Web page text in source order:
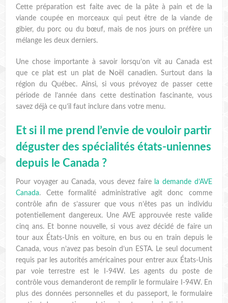
Cette préparation est faite avec de la pâte à pain et de la
viande coupée en morceaux qui peut être de la viande de
gibier, du porc ou du bœuf, mais de nos jours on préfère un
mélange les deux derniers.
Une chose importante à savoir lorsqu’on vit au Canada est
que ce plat est un plat de Noël canadien. Surtout dans la
région du Québec. Ainsi, si vous prévoyez de passer cette
période de l’année dans cette destination fascinante, vous
savez déjà ce qu’il faut inclure dans votre menu.
Et si il me prend l’envie de vouloir partir
déguster des spécialités états-uniennes
depuis le Canada ?
Pour voyager au Canada, vous devez faire la demande d’AVE
Canada. Cette formalité administrative agit donc comme
contrôle afin de s’assurer que vous n’êtes pas un individu
potentiellement dangereux. Une AVE approuvée reste valide
cinq ans. Et bonne nouvelle, si vous avez décidé de faire un
tour aux États-Unis en voiture, en bus ou en train depuis le
Canada, vous n’avez pas besoin d’un ESTA. Le seul document
requis par les autorités américaines pour entrer aux États-Unis
par voie terrestre est le I-94W. Les agents du poste de
contrôle vous demanderont de remplir le formulaire I-94W. En
plus des données personnelles et du passeport, le formulaire